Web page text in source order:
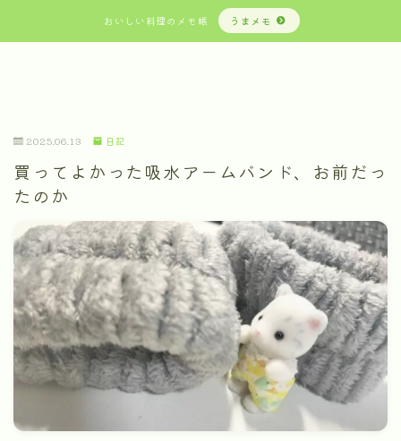
おいしい料理のメモ帳 うまメモ
2025.06.13 日記
買ってよかった吸水アームバンド、お前だっ
たのか